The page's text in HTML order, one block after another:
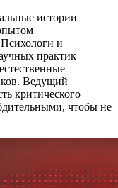
истории
Психологи и
практик
Ведущий
критического
чтобы не